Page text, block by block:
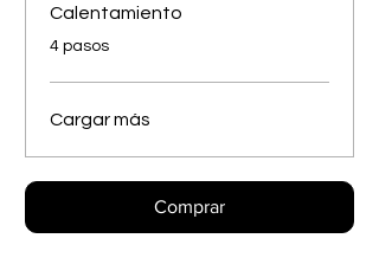
Calentamiento
.
4 pasos
Cargar más
Comprar